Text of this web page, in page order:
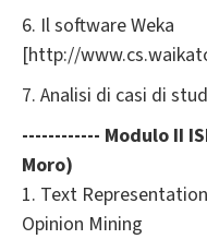
6. Il software Weka
[http://
7. Analisi di casi di
------------ Modulo II
Moro)
1. Text
Opinion Mining